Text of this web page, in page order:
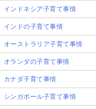
インドネシア子育て事情
インドの子育て事情
オーストラリア子育て事情
オランダの子育て事情
カナダ子育て事情
シンガポール子育て事情